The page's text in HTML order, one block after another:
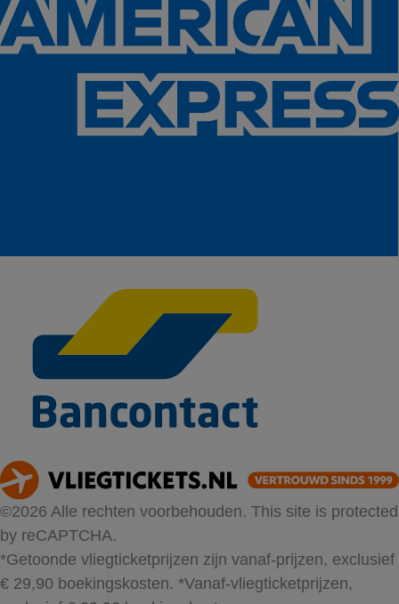
©2026 Alle rechten voorbehouden. This site is protected
by reCAPTCHA.
*Getoonde vliegticketprijzen zijn vanaf-prijzen, exclusief
€ 29,90 boekingskosten. *Vanaf-vliegticketprijzen,